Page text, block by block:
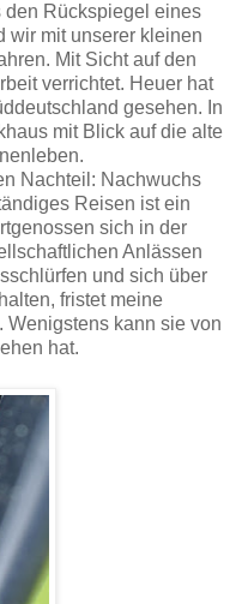
den Rückspiegel eines
wir mit unserer kleinen
Mit Sicht auf den
verrichtet. Heuer hat
gesehen. In
mit Blick auf die alte
Nachteil: Nachwuchs
Reisen ist ein
sich in der
Anlässen
und sich über
fristet meine
kann sie von
hat.